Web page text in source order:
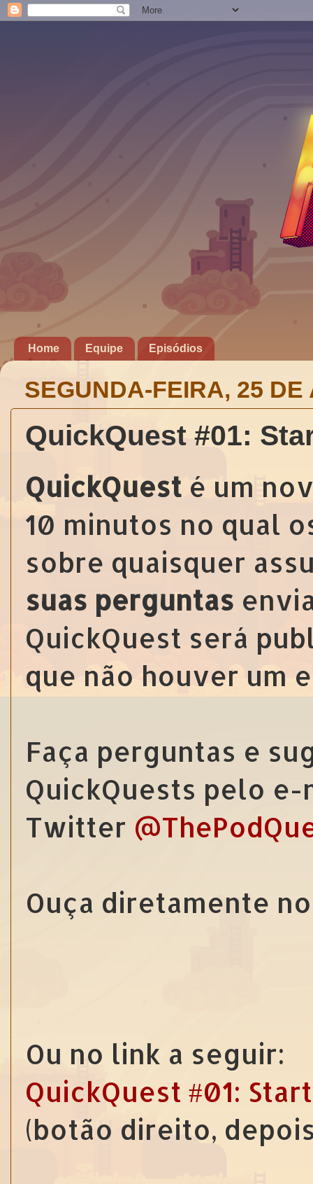
Home Equipe Episódios
SEGUNDA-FEIRA, 25 DE
QuickQuest #01:
QuickQuest é um
10 minutos no qual
sobre quaisquer
suas perguntas
QuickQuest será
que não houver um
Faça perguntas e
QuickQuests pelo
Twitter
Ouça diretamente
Ou no link a seguir:
QuickQuest #01:
(botão direito,